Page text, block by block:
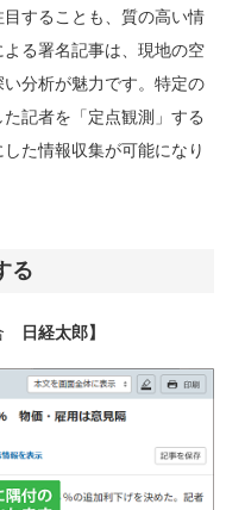
することも、質の高い情
る署名記事は、現地の空
分析が魅力です。特定の
記者を「定点観測」する
た情報収集が可能になり
る
日経太郎】